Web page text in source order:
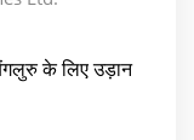
के लिए उड़ान